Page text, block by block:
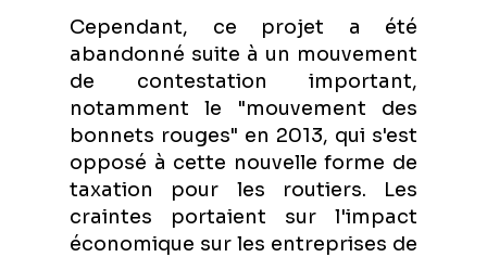
Cependant, ce projet a été
abandonné suite à un mouvement
de contestation important,
notamment le "mouvement des
bonnets rouges" en 2013, qui s'est
opposé à cette nouvelle forme de
taxation pour les routiers. Les
craintes portaient sur l'impact
économique sur les entreprises de